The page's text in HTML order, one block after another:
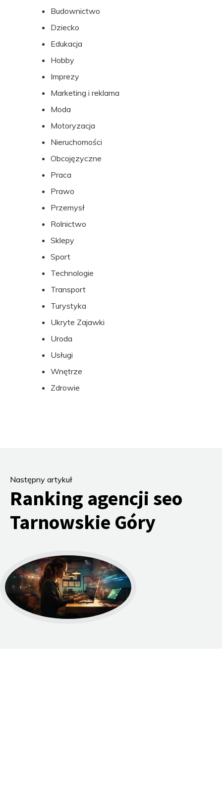
Budownictwo
Dziecko
Edukacja
Hobby
Imprezy
Marketing i reklama
Moda
Motoryzacja
Nieruchomości
Obcojęzyczne
Praca
Prawo
Przemysł
Rolnictwo
Sklepy
Sport
Technologie
Transport
Turystyka
Ukryte Zajawki
Uroda
Usługi
Wnętrze
Zdrowie
Następny artykuł
Ranking agencji seo
Tarnowskie Góry